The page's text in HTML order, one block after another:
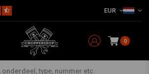
EUR
0
DIY Materiaal Side Mount Steun